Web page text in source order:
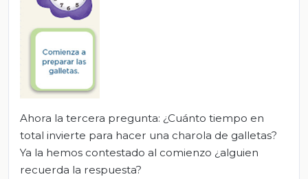
Ahora la tercera pregunta: ¿Cuánto tiempo en
total invierte para hacer una charola de galletas?
Ya la hemos contestado al comienzo ¿alguien
recuerda la respuesta?